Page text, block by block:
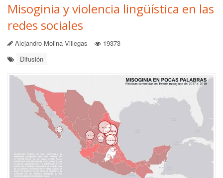
Misoginia y violencia lingüística en las
redes sociales
Alejandro Molina Villegas
19373
Difusión